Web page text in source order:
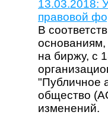
13.03.2018:
правовой
В
на биржу, с
"Публичное
общество
изменений.